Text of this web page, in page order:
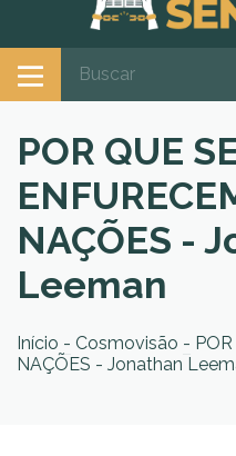
POR QUE
NAÇÕES -
Leeman
Início - Cosmovisão -
NAÇÕES - Jonathan